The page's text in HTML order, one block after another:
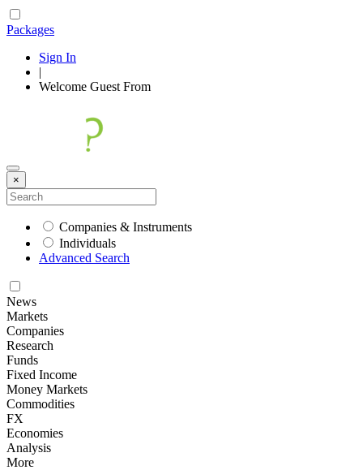
Packages
Sign In
|
Welcome Guest From
×
Companies & Instruments
Individuals
Advanced Search
News
Markets
Companies
Research
Funds
Fixed Income
Money Markets
Commodities
FX
Economies
Analysis
More